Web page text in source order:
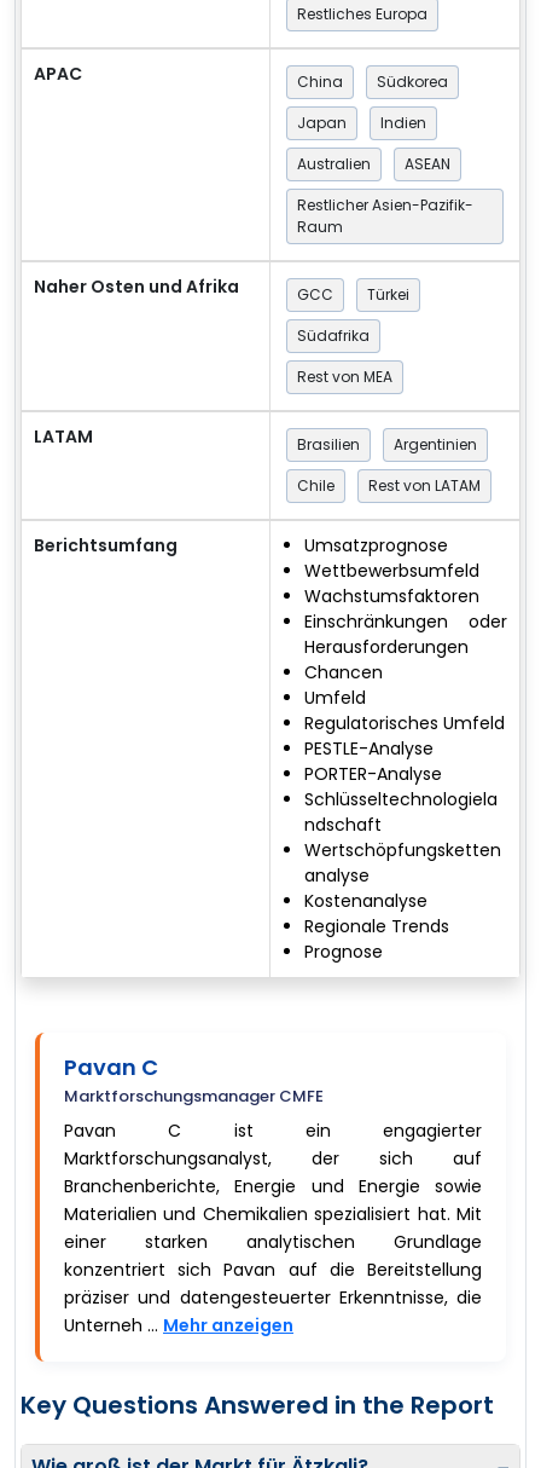
Restliches Europa
APAC China
Südkorea
Japan
Indien
Australien
ASEAN
Restlicher Asien-Pazifik-
Raum
Naher Osten und Afrika GCC
Türkei
Südafrika
Rest von MEA
LATAM Brasilien
Argentinien
Chile
Rest von LATAM
Berichtsumfang
Umsatzprognose
Wettbewerbsumfeld
Wachstumsfaktoren
Einschränkungen oder
Herausforderungen
Chancen
Umfeld
Regulatorisches Umfeld
PESTLE-Analyse
PORTER-Analyse
Schlüsseltechnologiela
ndschaft
Wertschöpfungsketten
analyse
Kostenanalyse
Regionale Trends
Prognose
Pavan C
Marktforschungsmanager CMFE
Pavan C ist ein engagierter
Marktforschungsanalyst, der sich auf
Branchenberichte, Energie und Energie sowie
Materialien und Chemikalien spezialisiert hat. Mit
einer starken analytischen Grundlage
konzentriert sich Pavan auf die Bereitstellung
präziser und datengesteuerter Erkenntnisse, die
Unterneh ... Mehr anzeigen
Key Questions Answered in the Report